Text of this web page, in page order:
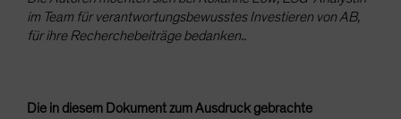
im Team für verantwortungsbewusstes Investieren von AB,
für ihre Recherchebeiträge bedanken..
Die in diesem Dokument zum Ausdruck gebrachte